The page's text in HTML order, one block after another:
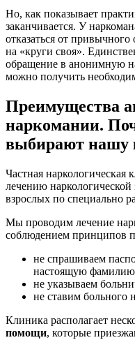
Но, как показывает
заканчивается. У
отказаться от
на «круги своя».
обращение в анонимную
можно получить
Преимущества
наркомании.
выбирают нашу
Частная наркологическая
лечению наркологической
взрослых по специально
Мы проводим лечение
соблюдением принципов
не спрашиваем
настоящую
не указываем
не ставим больного
Клиника располагает
помощи, которые